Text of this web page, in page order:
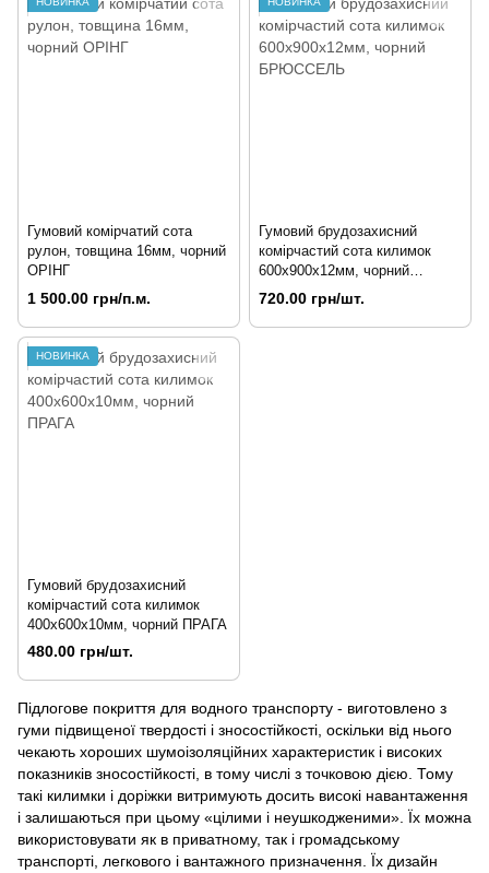
Гумовий комірчатий сота
рулон, товщина 16мм, чорний
ОРІНГ
1 500.00 грн/п.м.
Гумовий брудозахисний
комірчастий сота килимок
600х900х12мм, чорний
БРЮССЕЛЬ
720.00 грн/шт.
НОВИНКА
Гумовий брудозахисний
комірчастий сота килимок
400х600х10мм, чорний ПРАГА
480.00 грн/шт.
Підлогове покриття для водного транспорту - виготовлено з
гуми підвищеної твердості і зносостійкості, оскільки від нього
чекають хороших шумоізоляційних характеристик і високих
показників зносостійкості, в тому числі з точковою дією. Тому
такі килимки і доріжки витримують досить високі навантаження
і залишаються при цьому «цілими і неушкодженими». Їх можна
використовувати як в приватному, так і громадському
транспорті, легкового і вантажного призначення. Їх дизайн